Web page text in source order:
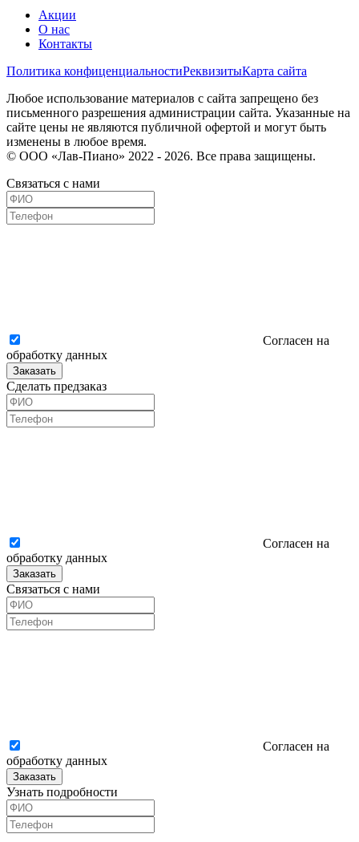
Акции
О нас
Контакты
Политика конфиценциальностиРеквизитыКарта сайта
Любое использование материалов с сайта запрещено без
письменного разрешения администрации сайта. Указанные на
сайте цены не являются публичной офертой и могут быть
изменены в любое время.
© ООО «Лав-Пиано» 2022 - 2026. Все права защищены.
Связаться с нами
Согласен на
обработку данных
Заказать
Сделать предзаказ
Согласен на
обработку данных
Заказать
Связаться с нами
Согласен на
обработку данных
Заказать
Узнать подробности